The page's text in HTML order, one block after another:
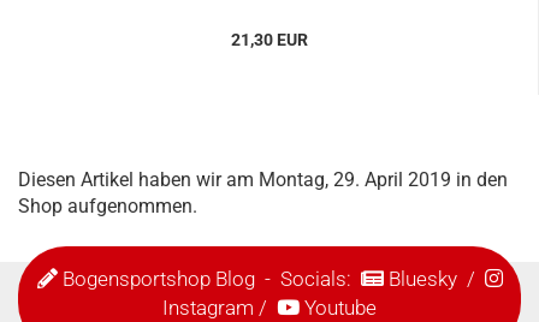
21,30 EUR
Diesen Artikel haben wir am Montag, 29. April 2019 in den
Shop aufgenommen.
Bogensportshop Blog- Socials: Bluesky/
Instagram / Youtube